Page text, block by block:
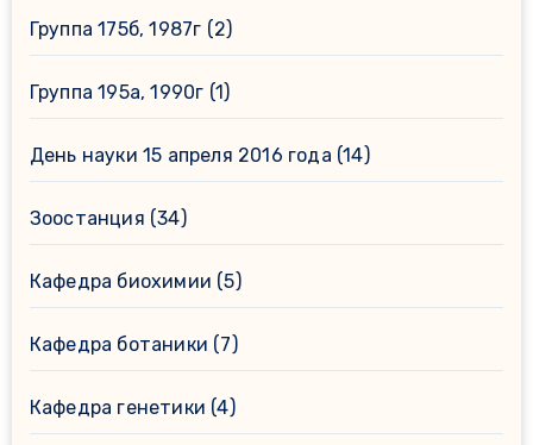
Группа 175б, 1987г (2)
Группа 195а, 1990г (1)
День науки 15 апреля 2016 года (14)
Зоостанция (34)
Кафедра биохимии (5)
Кафедра ботаники (7)
Кафедра генетики (4)